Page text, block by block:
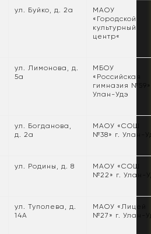
ул. Буйко, д. 2а
МАОУ
«Городской
культурный
центр«
ул. Лимонова, д.
5а
МБОУ
«Российская
гимназия №59»
Улан-Удэ
ул. Богданова,
д. 2а
МАОУ «СОШ
№38» г. Улан-
ул. Родины, д. 8
МАОУ «СОШ
№22» г. Улан-
ул. Туполева, д.
14А
МАОУ «Лицей
№27» г. Улан-